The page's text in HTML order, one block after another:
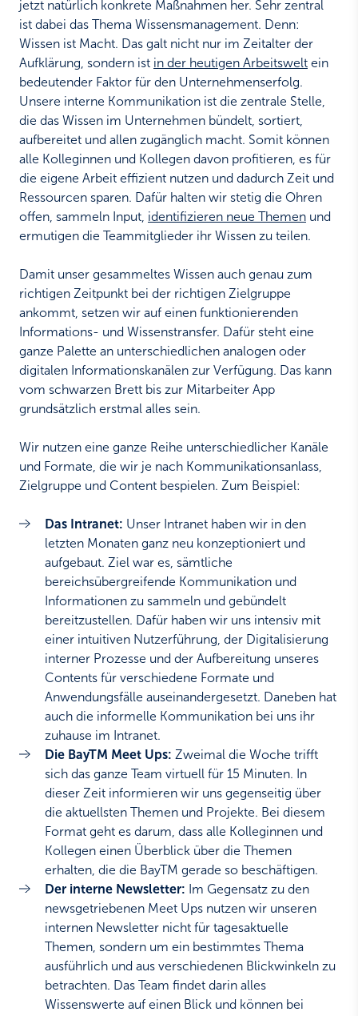
jetzt natürlich konkrete Maßnahmen her. Sehr zentral
ist dabei das Thema Wissensmanagement. Denn:
Wissen ist Macht. Das galt nicht nur im Zeitalter der
Aufklärung, sondern ist in der heutigen Arbeitswelt ein
bedeutender Faktor für den Unternehmenserfolg.
Unsere interne Kommunikation ist die zentrale Stelle,
die das Wissen im Unternehmen bündelt, sortiert,
aufbereitet und allen zugänglich macht. Somit können
alle Kolleginnen und Kollegen davon profitieren, es für
die eigene Arbeit effizient nutzen und dadurch Zeit und
Ressourcen sparen. Dafür halten wir stetig die Ohren
offen, sammeln Input, identifizieren neue Themen und
ermutigen die Teammitglieder ihr Wissen zu teilen.
Damit unser gesammeltes Wissen auch genau zum
richtigen Zeitpunkt bei der richtigen Zielgruppe
ankommt, setzen wir auf einen funktionierenden
Informations- und Wissenstransfer. Dafür steht eine
ganze Palette an unterschiedlichen analogen oder
digitalen Informationskanälen zur Verfügung. Das kann
vom schwarzen Brett bis zur Mitarbeiter App
grundsätzlich erstmal alles sein.
Wir nutzen eine ganze Reihe unterschiedlicher Kanäle
und Formate, die wir je nach Kommunikationsanlass,
Zielgruppe und Content bespielen. Zum Beispiel:
Das Intranet: Unser Intranet haben wir in den
letzten Monaten ganz neu konzeptioniert und
aufgebaut. Ziel war es, sämtliche
bereichsübergreifende Kommunikation und
Informationen zu sammeln und gebündelt
bereitzustellen. Dafür haben wir uns intensiv mit
einer intuitiven Nutzerführung, der Digitalisierung
interner Prozesse und der Aufbereitung unseres
Contents für verschiedene Formate und
Anwendungsfälle auseinandergesetzt. Daneben hat
auch die informelle Kommunikation bei uns ihr
zuhause im Intranet.
Die BayTM Meet Ups: Zweimal die Woche trifft
sich das ganze Team virtuell für 15 Minuten. In
dieser Zeit informieren wir uns gegenseitig über
die aktuellsten Themen und Projekte. Bei diesem
Format geht es darum, dass alle Kolleginnen und
Kollegen einen Überblick über die Themen
erhalten, die die BayTM gerade so beschäftigen.
Der interne Newsletter: Im Gegensatz zu den
newsgetriebenen Meet Ups nutzen wir unseren
internen Newsletter nicht für tagesaktuelle
Themen, sondern um ein bestimmtes Thema
ausführlich und aus verschiedenen Blickwinkeln zu
betrachten. Das Team findet darin alles
Wissenswerte auf einen Blick und können bei